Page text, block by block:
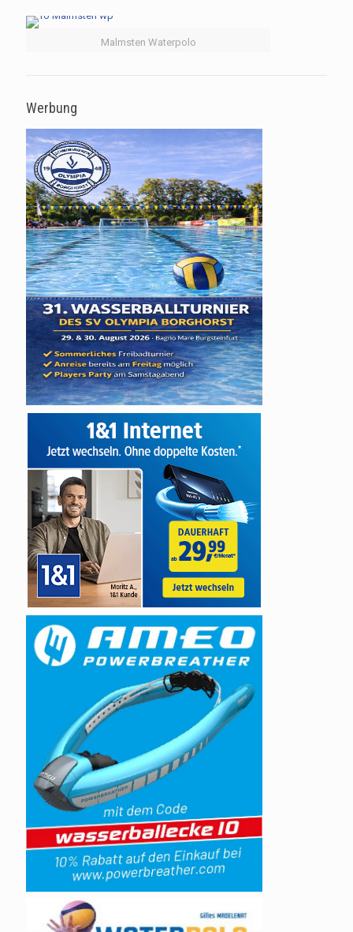
Malmsten Waterpolo
Werbung